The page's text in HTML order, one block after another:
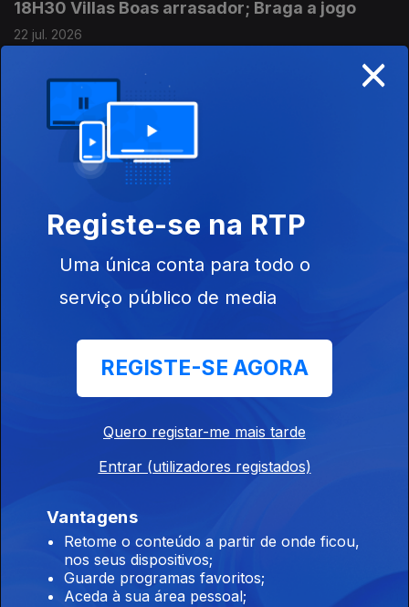
18H30 Villas Boas arrasador; Braga a jogo
22 jul. 2026
12h30 Barreiro falha St. Gallen-Benfica
18h30 Rui Costa e os temas quentes
21 jul. 2026
12h30 Sporting vira-se para Irankunda
21 jul. 2026
12h30 Guerra aberta na APAF
20 jul. 2026
×
Registe-se na RTP
Uma única conta para todo o
serviço público de media
REGISTE-SE AGORA
Quero registar-me mais tarde
Entrar (utilizadores registados)
Vantagens
Retome o conteúdo a partir de onde ficou,
nos seus dispositivos;
Guarde programas favoritos;
Aceda à sua área pessoal;